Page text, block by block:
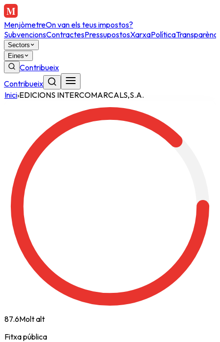
MenjòmetreOn van els teus impostos?
SubvencionsContractesPressupostosXarxaPolítica
Sectors
Eines
Contribueix
Contribueix
Inici›EDICIONS INTERCOMARCALS,S.A.
87.6Molt alt
Fitxa pública